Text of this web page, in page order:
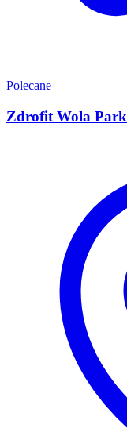
Polecane
Zdrofit Wola Park